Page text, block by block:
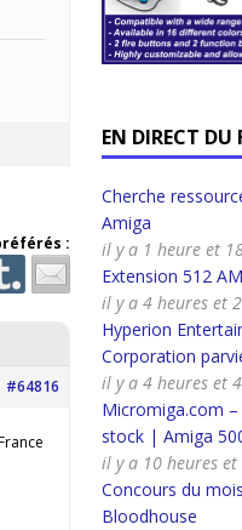
:
#64816
EN DIRECT DU
Cherche
Amiga
il y a 1 heure et
Extension 512
il y a 4 heures et
Hyperion
Corporation
il y a 4 heures et
Micromiga.com –
stock | Amiga
il y a 10 heures
Concours du
Bloodhouse